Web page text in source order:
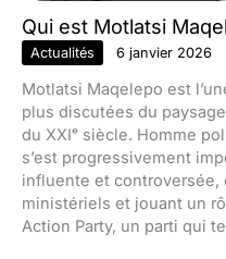
Qui est Motlatsi
Actualités 6 janvier 2026
Motlatsi Maqelepo est
plus discutées du
du XXIᵉ siècle. Homme
s’est progressivement
influente et
ministériels et jouant un
Action Party, un parti qui